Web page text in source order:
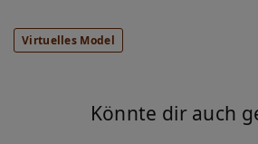
Virtuelles Model
Könnte dir auch